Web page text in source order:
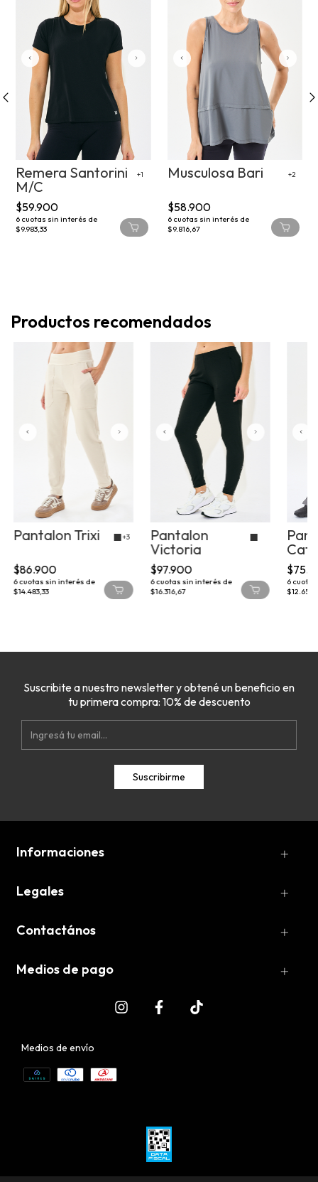
Remera Santorini
M/C
+1
$59.900
6 cuotas sin interés de
$9.983,33
Musculosa Bari +2
$58.900
6 cuotas sin interés de
$9.816,67
Productos recomendados
Pantalon Trixi +3
$86.900
6cuotas sin interés de
$14.483,33
Pantalon
Victoria
$97.900
6cuotas sin interés de
$16.316,67
6
$12.650
Suscribite a nuestro newsletter y obtené un beneficio en
tu primera compra: 10% de descuento
Informaciones
Legales
Contactános
Medios de pago
Medios de envío